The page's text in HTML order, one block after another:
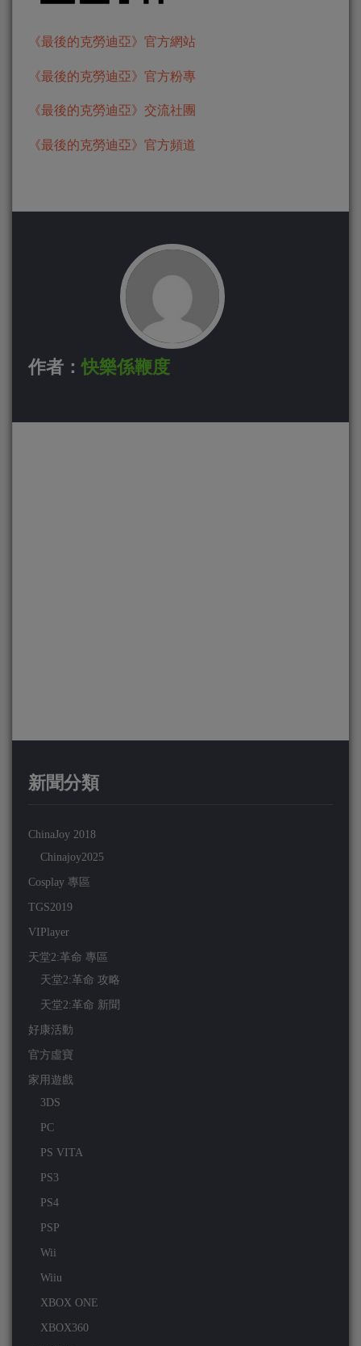
《最後的克勞迪亞》官方網站
《最後的克勞迪亞》官方粉專
《最後的克勞迪亞》交流社團
《最後的克勞迪亞》官方頻道
作者：快樂係鞭度
新聞分類
ChinaJoy 2018
Chinajoy2025
Cosplay 專區
TGS2019
VIPlayer
天堂2:革命 專區
天堂2:革命 攻略
天堂2:革命 新聞
好康活動
官方虛寶
家用遊戲
3DS
PC
PS VITA
PS3
PS4
PSP
Wii
Wiiu
XBOX ONE
XBOX360